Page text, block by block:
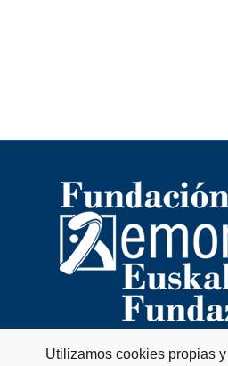
Utilizamos cookies propias